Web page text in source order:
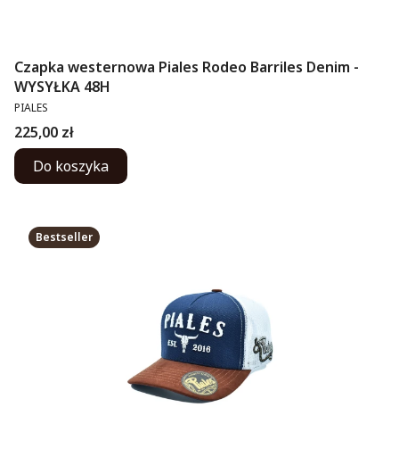
Czapka westernowa Piales Rodeo Barriles Denim -
WYSYŁKA 48H
PRODUCENT
PIALES
Cena
225,00 zł
Do koszyka
Bestseller